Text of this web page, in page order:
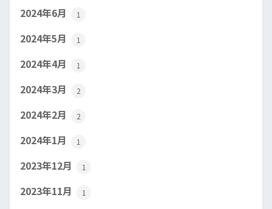
2024年6月 1
2024年5月 1
2024年4月 1
2024年3月 2
2024年2月 2
2024年1月 1
2023年12月 1
2023年11月 1